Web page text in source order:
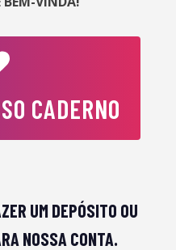
CADERNO
UM DEPÓSITO OU
NOSSA CONTA.